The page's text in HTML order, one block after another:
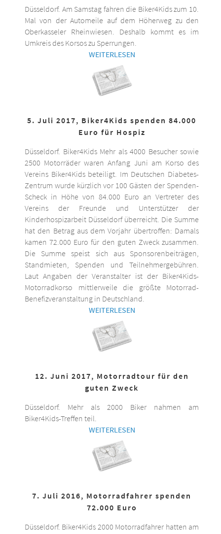
Düsseldorf. Am Samstag fahren die Biker4Kids zum 10.
Mal von der Automeile auf dem Höherweg zu den
Oberkasseler Rheinwiesen. Deshalb kommt es im
Umkreis des Korsos zu Sperrungen.
WEITERLESEN
5. Juli 2017, Biker4Kids spenden 84.000
Euro für Hospiz
Düsseldorf. Biker4Kids Mehr als 4000 Besucher sowie
2500 Motorräder waren Anfang Juni am Korso des
Vereins Biker4Kids beteiligt. Im Deutschen Diabetes-
Zentrum wurde kürzlich vor 100 Gästen der Spenden-
Scheck in Höhe von 84.000 Euro an Vertreter des
Vereins der Freunde und Unterstützer der
Kinderhospizarbeit Düsseldorf überreicht. Die Summe
hat den Betrag aus dem Vorjahr übertroffen: Damals
kamen 72.000 Euro für den guten Zweck zusammen.
Die Summe speist sich aus Sponsorenbeiträgen,
Standmieten, Spenden und Teilnehmergebühren.
Laut Angaben der Veranstalter ist der Biker4Kids-
Motorradkorso mittlerweile die größte Motorrad-
Benefizveranstaltung in Deutschland.
WEITERLESEN
12. Juni 2017, Motorradtour für den
guten Zweck
Düsseldorf. Mehr als 2000 Biker nahmen am
Biker4Kids-Treffen teil.
WEITERLESEN
7. Juli 2016, Motorradfahrer spenden
72.000 Euro
Düsseldorf. Biker4Kids 2000 Motorradfahrer hatten am